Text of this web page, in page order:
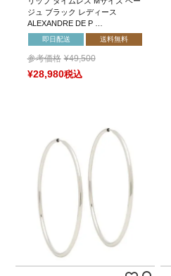
ジュ ブラック レディース
ALEXANDRE DE P …
即日配送 送料無料
参考価格 ¥49,500
¥28,980税込